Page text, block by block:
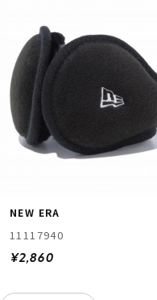
NEW ERA
11117940
¥2,860